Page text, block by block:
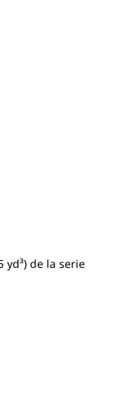
yd³) de la serie